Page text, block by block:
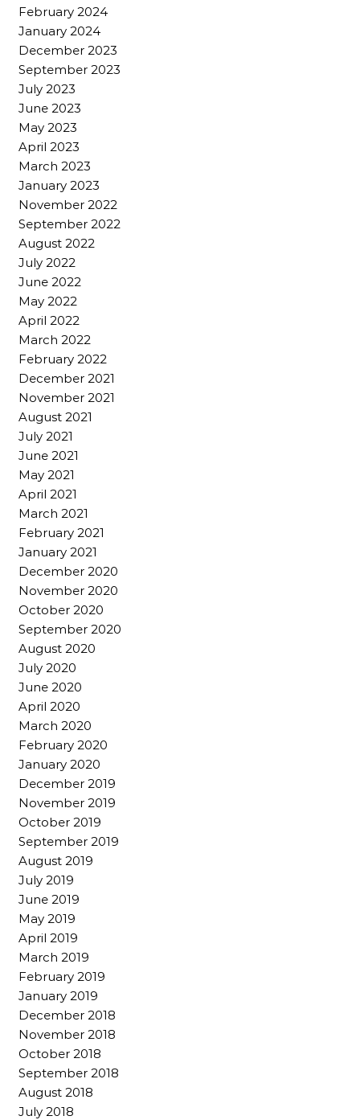
February 2024
January 2024
December 2023
September 2023
July 2023
June 2023
May 2023
April 2023
March 2023
January 2023
November 2022
September 2022
August 2022
July 2022
June 2022
May 2022
April 2022
March 2022
February 2022
December 2021
November 2021
August 2021
July 2021
June 2021
May 2021
April 2021
March 2021
February 2021
January 2021
December 2020
November 2020
October 2020
September 2020
August 2020
July 2020
June 2020
April 2020
March 2020
February 2020
January 2020
December 2019
November 2019
October 2019
September 2019
August 2019
July 2019
June 2019
May 2019
April 2019
March 2019
February 2019
January 2019
December 2018
November 2018
October 2018
September 2018
August 2018
July 2018